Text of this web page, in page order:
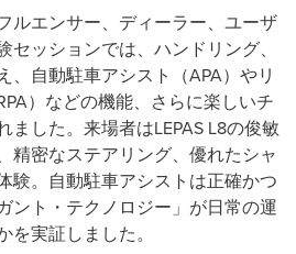
ルエンサー、ディーラー、ユーザ
セッションでは、ハンドリング、
、自動駐車アシスト（APA）やリ
）などの機能、さらに楽しいチ
ました。来場者はLEPAS L8の俊敏
精密なステアリング、優れたシャ
験。自動駐車アシストは正確かつ
ント・テクノロジー」が日常の運
実証しました。